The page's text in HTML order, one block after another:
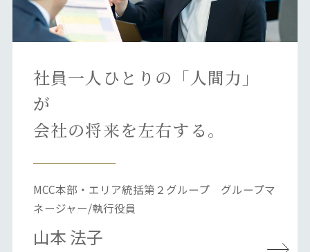
社員一人ひとりの「人間力」
が
会社の将来を左右する。
MCC本部・エリア統括第２グループ グループマ
ネージャー/執行役員
山本 法子